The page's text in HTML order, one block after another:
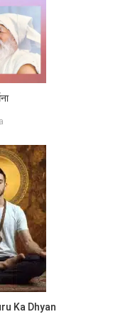
Ka Dhyan